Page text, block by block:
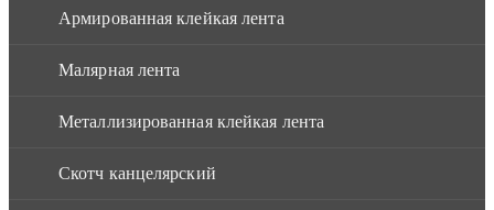
Армированная клейкая лента
Малярная лента
Металлизированная клейкая лента
Скотч канцелярский